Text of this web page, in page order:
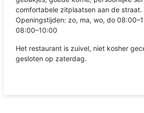
comfortabele zitplaatsen aan de straat.
Openingstijden: zo, ma, wo, do
08:00–10:00
Het restaurant is zuivel, niet kosher
gesloten op zaterdag.